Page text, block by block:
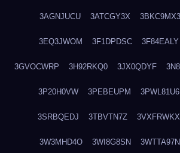
3AGNJUCU 3ATCGY3X 3BKC9MX3
3EQ3JWOM 3F1DPDSC 3F84EALY
3GVOCWRP 3H92RKQ0 3JX0QDYF
3P20H0VW 3PEBEUPM 3PWL81U6
3SRBQEDJ 3TBVTN7Z 3VXFRWKX
3W3MHD4O 3WI8G8SN 3WTTA97N